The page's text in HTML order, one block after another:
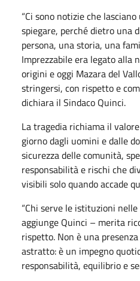
“Ci sono notizie che
spiegare, perché dietro una
persona, una storia, una
Imprezzabile era legato alla
origini e oggi Mazara del
stringersi, con rispetto e
dichiara il Sindaco Quinci.
La tragedia richiama il
giorno dagli uomini e dalle
sicurezza delle comunità,
responsabilità e rischi che
visibili solo quando accade
“Chi serve le istituzioni
aggiunge Quinci – merita
rispetto. Non è una
astratto: è un impegno
responsabilità, equilibrio e